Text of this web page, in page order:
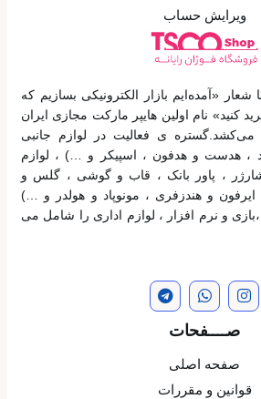
ویرایش حساب
شعار «آمده‌ایم بازار الکترونیکی بسازیم که
کنید» نام اولین هایپر مارکت مجازی ایران
می‌کشد.گستره ی فعالیت در لوازم جانبی
، هدست و هدفون ، اسپیکر و …) ، لوازم
شارژر ، پاور بانک ، قاب و گوشی ، گلس و
و هندزفری ، مونوپاد و هولدر و …)
و نرم افزار ، لوازم اداری را شامل می
صــــفحات
صفحه اصلی
قوانین و مقررات